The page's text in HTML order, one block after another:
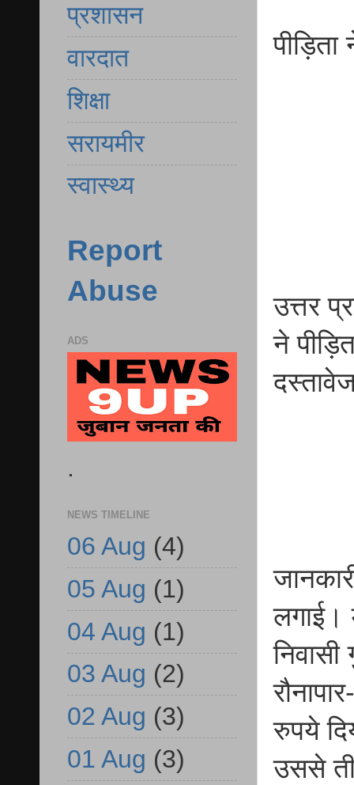
उत्तर
ने
लगाई।
रुपये
उससे
प्रशासन
वारदात
शिक्षा
सरायमीर
स्वास्थ्य
Report
Abuse
ADS
.
NEWS TIMELINE
06 Aug (4)
05 Aug (1)
04 Aug (1)
03 Aug (2)
02 Aug (3)
01 Aug (3)